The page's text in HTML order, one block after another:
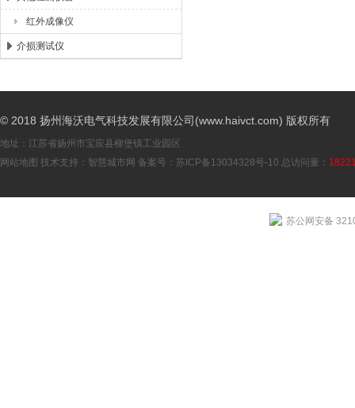
红外成像仪
介损测试仪
© 2018 扬州海沃电气科技发展有限公司(www.haivct.com) 版权所有
地址：江苏省扬州市宝应县柳堡镇工业园区
网站地图 技术支持： 智慧城市网 备案号： 苏ICP备13034328号-10 总访问量：
苏公网安备